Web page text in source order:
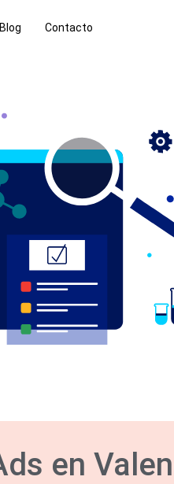
Blog Contacto
en